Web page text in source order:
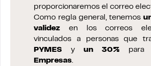
proporcionaremos el correo
Como regla general, tenemos
validez en los correos
vinculados a personas que
PYMES y un 30%
Empresas